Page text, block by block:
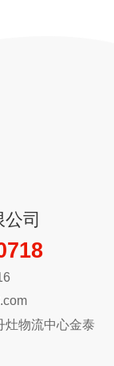
司
灶物流中心金泰